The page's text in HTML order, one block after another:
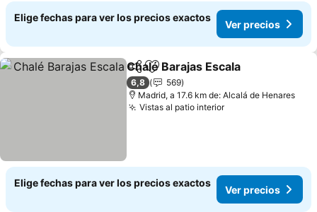
Elige fechas para ver los precios exactos
Ver precios
CompartirAgregar a favoritos
Chalé Barajas Escala
6,8
569
Madrid, a 17.6 km de: Alcalá de Henares
Vistas al patio interior
Elige fechas para ver los precios exactos
Ver precios